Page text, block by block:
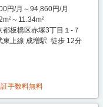
円/月～94,860円/月
～11.34m²
都板橋区赤塚3丁目１-７
東上線 成増駅 徒歩 12分
手数料無料